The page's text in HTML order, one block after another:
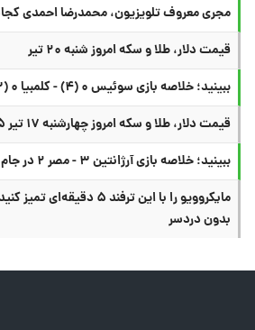
مجری معروف تلویزیون، محمدرضا احمدی
قیمت دلار، طلا و سکه امروز شنبه ۲۰ تیر
ببینید؛ خلاصه بازی سوئیس ۰ (۴) - کلمبیا ۰ (۳) در جام جهانی
قیمت دلار، طلا و سکه امروز چهارشنبه ۱۷ تیر ۱۴۰۵
ببینید؛ خلاصه بازی آرژانتین ۳ - مصر ۲ در جام جهانی
مایکروویو را با این ترفند ۵
بدون دردسر